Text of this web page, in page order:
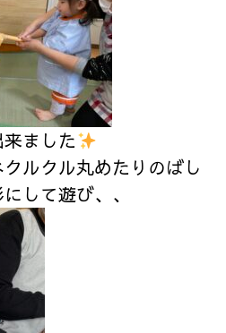
ました
ルクル丸めたりのばし
して遊び、、